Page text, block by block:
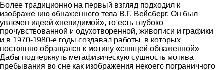
Более традиционно на первый взгляд подходил к
изображению обнаженного тела В.Г. Вейсберг. Он был
увлечен идеей «невидимой», то есть глубоко
прочувствованной и одухотворенной, живописи и графики
и в 1970-1980-е годы создавал работы, в которых
постоянно обращался к мотиву «спящей обнаженной».
Дабы подчеркнуть метафизическую сущность мотива
пребывания во сне как изображения некоего пограничного